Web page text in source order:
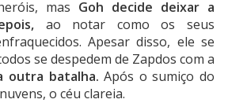
mas Goh decide deixar a
ao notar como os seus
Apesar disso, ele se
se despedem de Zapdos com a
outra batalha. Após o sumiço do
o céu clareia.